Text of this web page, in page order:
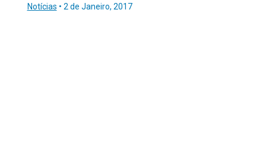
Notícias • 2 de Janeiro, 2017